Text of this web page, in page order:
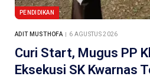
PENDIDIKAN
ADIT MUSTHOFA 6 AGUSTUS 2026
Curi Start, Mugus PP
Eksekusi SK Kwarnas